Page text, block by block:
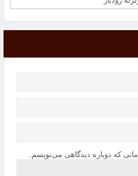
که دوباره دیدگاهی می‌نویسم.
کودکان/ فروش سرم در بازار آزاد